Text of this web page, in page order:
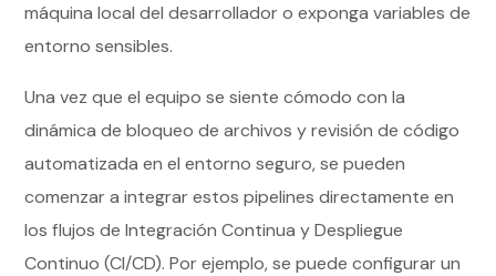
máquina local del desarrollador o exponga variables de
entorno sensibles.
Una vez que el equipo se siente cómodo con la
dinámica de bloqueo de archivos y revisión de código
automatizada en el entorno seguro, se pueden
comenzar a integrar estos pipelines directamente en
los flujos de Integración Continua y Despliegue
Continuo (CI/CD). Por ejemplo, se puede configurar un